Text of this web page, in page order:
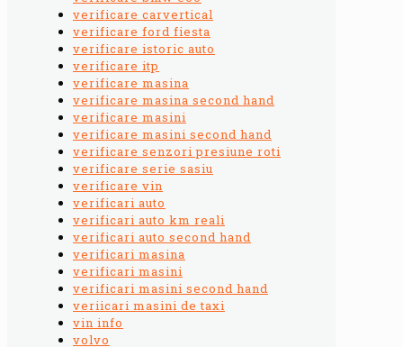
verificare carvertical
verificare ford fiesta
verificare istoric auto
verificare itp
verificare masina
verificare masina second hand
verificare masini
verificare masini second hand
verificare senzori presiune roti
verificare serie sasiu
verificare vin
verificari auto
verificari auto km reali
verificari auto second hand
verificari masina
verificari masini
verificari masini second hand
veriicari masini de taxi
vin info
volvo